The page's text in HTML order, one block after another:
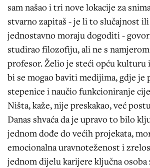
sam našao i tri nove lokacije za
stvarno zapitaš - je li to slučajnost
jednostavno moraju dogoditi -
studirao filozofiju, ali ne s
profesor. Želio je steći opću kulturu
bi se mogao baviti medijima, gdje je
stepenice i naučio funkcioniranje
Ništa, kaže, nije preskakao, već
Danas shvaća da je upravo to bilo
jednom dođe do većih projekata,
emocionalna uravnoteženost i
jednom dijelu karijere ključna osoba